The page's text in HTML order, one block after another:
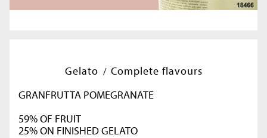
Gelato
Complete flavours
GRANFRUTTA POMEGRANATE
59% OF FRUIT
25% ON FINISHED GELATO